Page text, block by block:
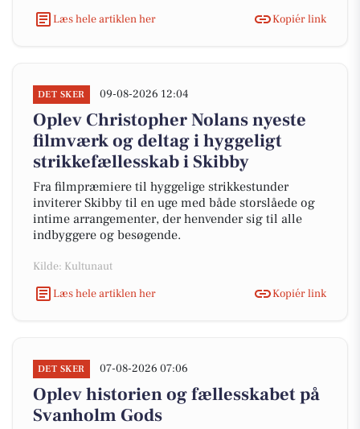
Læs hele artiklen her
Kopiér link
DET SKER 09-08-2026 12:04
Oplev Christopher Nolans nyeste
filmværk og deltag i hyggeligt
strikkefællesskab i Skibby
Fra filmpræmiere til hyggelige strikkestunder
inviterer Skibby til en uge med både storslåede og
intime arrangementer, der henvender sig til alle
indbyggere og besøgende.
Kilde: Kultunaut
Læs hele artiklen her
Kopiér link
DET SKER 07-08-2026 07:06
Oplev historien og fællesskabet på
Svanholm Gods